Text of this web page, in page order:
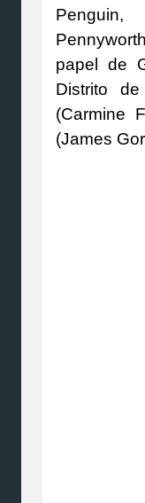
papel de
Distrito
(Carmine
(James